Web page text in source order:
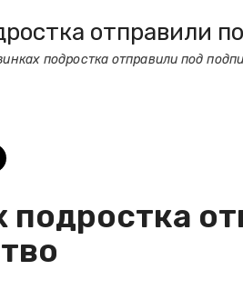
отправили
подростка отправили под
подростка